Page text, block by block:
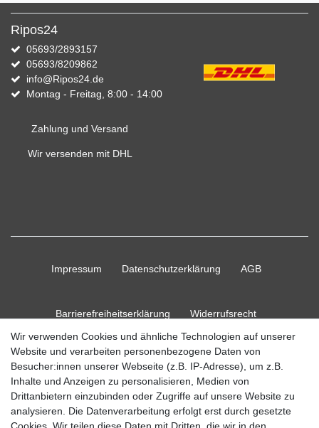
Ripos24
05693/2893157
05693/8209862
info@Ripos24.de
Montag - Freitag, 8:00 - 14:00
Zahlung und Versand
Wir versenden mit DHL
Impressum Daten­schutz­erklärung AGB
Barrierefreiheitserklärung Widerrufs­recht
Vertrag widerrufen Kontakt
© Copyright 2026 Ripos24| Alle Rechte vorbehalten.
Wir verwenden Cookies und ähnliche Technologien auf unserer
Website und verarbeiten personenbezogene Daten von
Besucher:innen unserer Webseite (z.B. IP-Adresse), um z.B.
Inhalte und Anzeigen zu personalisieren, Medien von
Drittanbietern einzubinden oder Zugriffe auf unsere Website zu
analysieren. Die Datenverarbeitung erfolgt erst durch gesetzte